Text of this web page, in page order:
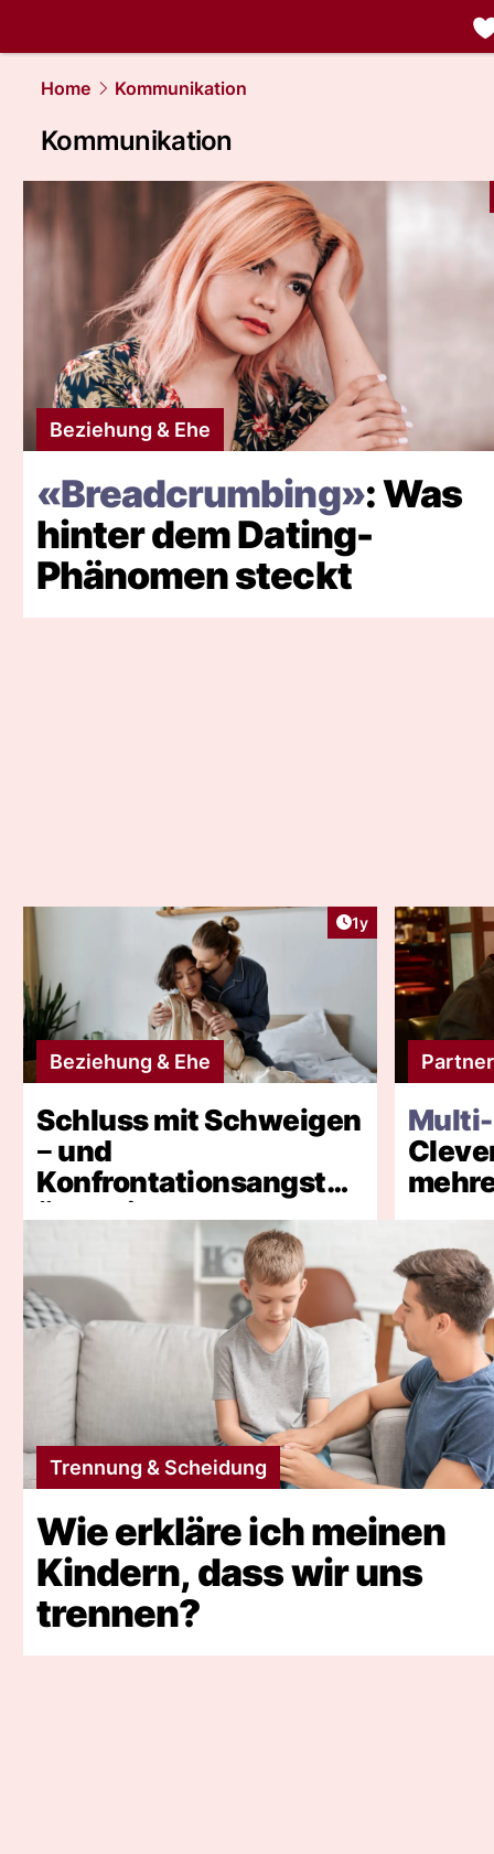
liebe.
Home
Kommunikation
Kommunikation
Beziehung & Ehe
«Breadcrumbing»: Was
hinter dem Dating-
Phänomen steckt
Artikel
1y
Beziehung & Ehe
Schluss mit Schweigen
‒ und
Konfrontationsangst
überwinden
Partner
Trennung & Scheidung
Wie erkläre ich meinen
Kindern, dass wir uns
trennen?